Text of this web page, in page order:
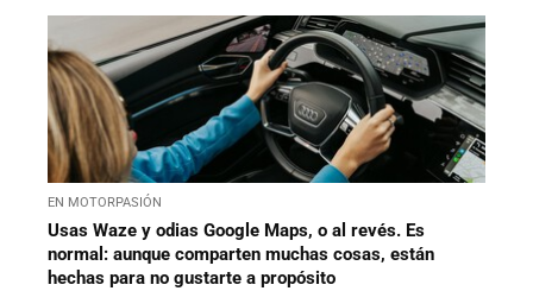
EN MOTORPASIÓN
Usas Waze y odias Google Maps, o al revés. Es
normal: aunque comparten muchas cosas, están
hechas para no gustarte a propósito